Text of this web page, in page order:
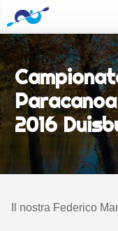
2016
Il nostra Federico